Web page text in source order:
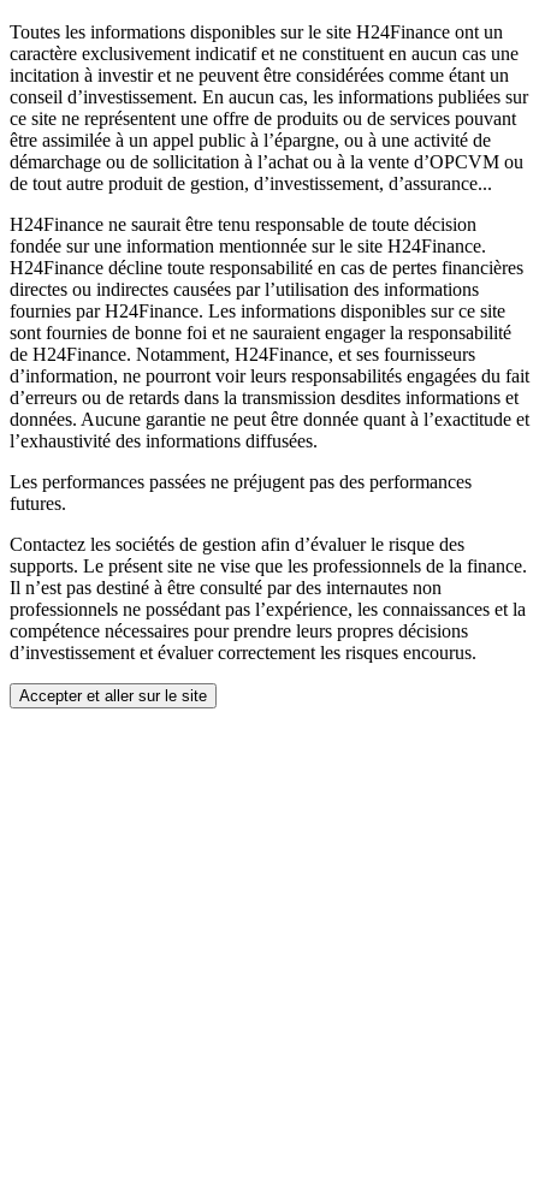
Toutes les informations disponibles sur le site H24Finance ont un
caractère exclusivement indicatif et ne constituent en aucun cas une
incitation à investir et ne peuvent être considérées comme étant un
conseil d’investissement. En aucun cas, les informations publiées sur
ce site ne représentent une offre de produits ou de services pouvant
être assimilée à un appel public à l’épargne, ou à une activité de
démarchage ou de sollicitation à l’achat ou à la vente d’OPCVM ou
de tout autre produit de gestion, d’investissement, d’assurance...
H24Finance ne saurait être tenu responsable de toute décision
fondée sur une information mentionnée sur le site H24Finance.
H24Finance décline toute responsabilité en cas de pertes financières
directes ou indirectes causées par l’utilisation des informations
fournies par H24Finance. Les informations disponibles sur ce site
sont fournies de bonne foi et ne sauraient engager la responsabilité
de H24Finance. Notamment, H24Finance, et ses fournisseurs
d’information, ne pourront voir leurs responsabilités engagées du fait
d’erreurs ou de retards dans la transmission desdites informations et
données. Aucune garantie ne peut être donnée quant à l’exactitude et
l’exhaustivité des informations diffusées.
Les performances passées ne préjugent pas des performances
futures.
Contactez les sociétés de gestion afin d’évaluer le risque des
supports. Le présent site ne vise que les professionnels de la finance.
Il n’est pas destiné à être consulté par des internautes non
professionnels ne possédant pas l’expérience, les connaissances et la
compétence nécessaires pour prendre leurs propres décisions
d’investissement et évaluer correctement les risques encourus.
Accepter et aller sur le site